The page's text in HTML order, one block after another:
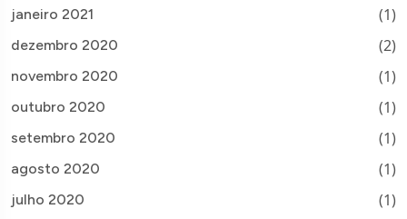
janeiro 2021 (1)
dezembro 2020 (2)
novembro 2020 (1)
outubro 2020 (1)
setembro 2020 (1)
agosto 2020 (1)
julho 2020 (1)